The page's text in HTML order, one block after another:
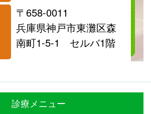
〒658-0011
兵庫県神戸市東灘区森
南町1-5-1 セルバ1階
表を見る
診療メニュー